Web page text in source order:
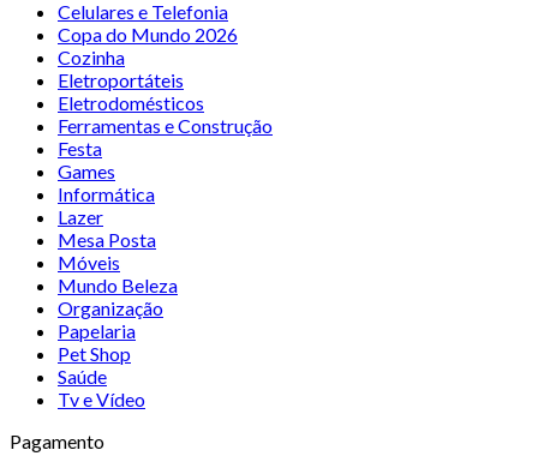
Celulares e Telefonia
Copa do Mundo 2026
Cozinha
Eletroportáteis
Eletrodomésticos
Ferramentas e Construção
Festa
Games
Informática
Lazer
Mesa Posta
Móveis
Mundo Beleza
Organização
Papelaria
Pet Shop
Saúde
Tv e Vídeo
Pagamento